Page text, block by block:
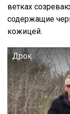
ветках
содержащие
кожицей.
Дрок